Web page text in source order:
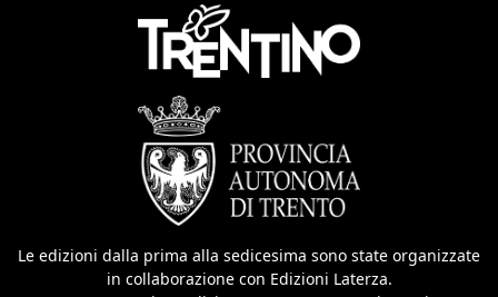
Le edizioni dalla prima alla sedicesima sono state organizzate
in collaborazione con Edizioni Laterza.